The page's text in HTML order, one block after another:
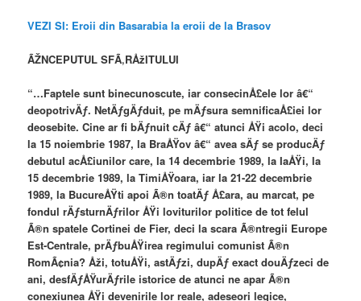
VEZI SI: Eroii din Basarabia la eroii de la Brasov
ÃŽNCEPUTUL SFÃ‚RÅžITULUI
“…Faptele sunt binecunoscute, iar consecinÅ£ele lor â€“
deopotrivÄƒ. NetÄƒgÄƒduit, pe mÄƒsura semnificaÅ£iei lor
deosebite. Cine ar fi bÄƒnuit cÄƒ â€“ atunci ÅŸi acolo, deci
la 15 noiembrie 1987, la BraÅŸov â€“ avea sÄƒ se producÄƒ
debutul acÅ£iunilor care, la 14 decembrie 1989, la IaÅŸi, la
15 decembrie 1989, la TimiÅŸoara, iar la 21-22 decembrie
1989, la BucureÅŸti apoi Ã®n toatÄƒ Å£ara, au marcat, pe
fondul rÄƒsturnÄƒrilor ÅŸi loviturilor politice de tot felul
Ã®n spatele Cortinei de Fier, deci la scara Ã®ntregii Europe
Est-Centrale, prÄƒbuÅŸirea regimului comunist Ã®n
RomÃ¢nia? Åži, totuÅŸi, astÄƒzi, dupÄƒ exact douÄƒzeci de
ani, desfÄƒÅŸurÄƒrile istorice de atunci ne apar Ã®n
conexiunea ÅŸi devenirile lor reale, adeseori legice,